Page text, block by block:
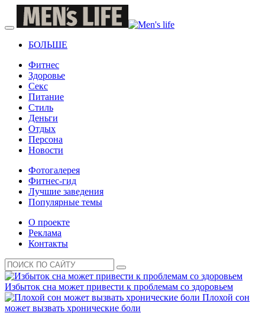
БОЛЬШЕ
Фитнес
Здоровье
Секс
Питание
Стиль
Деньги
Отдых
Персона
Новости
Фотогалерея
Фитнес-гид
Лучшие заведения
Популярные темы
О проекте
Реклама
Контакты
Избыток сна может привести к проблемам со здоровьем
Плохой сон
может вызвать хронические боли